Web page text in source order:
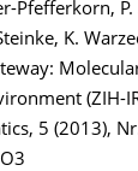
Pfefferkorn, P.
K.
(ZIH-
5 (2013),